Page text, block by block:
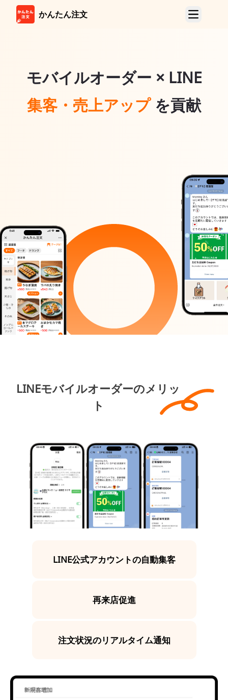
かんたん注文
製品紹介
モバイルオーダー
LINE店内&店外
周辺機器
全国代理店募集受付中
ニュース
FAQ
モバイルオーダー × LINE
集客・売上アップを貢献
LINEモバイルオーダーのメリッ
ト
LINE公式アカウントの自動集客
再来店促進
注文状況のリアルタイム通知